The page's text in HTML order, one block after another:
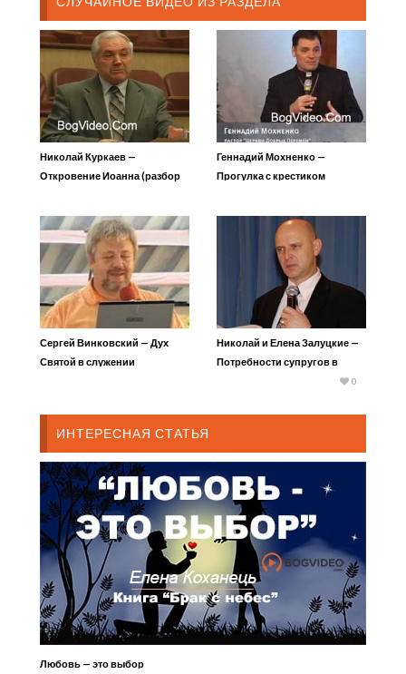
Николай Куркаев —
Откровение Иоанна (разбор
Геннадий Мохненко —
Прогулка с крестиком
Сергей Винковский — Дух
Святой в служении
Николай и Елена Залуцкие —
Потребности супругов в
0
ИНТЕРЕСНАЯ СТАТЬЯ
Любовь — это выбор